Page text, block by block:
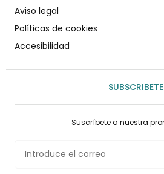
Aviso legal
Políticas de cookies
Accesibilidad
SUBSCRIBETE
Suscríbete a nuestra